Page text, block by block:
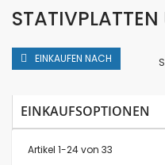
STATIVPLATTEN
Artikel 1-24von 33
EINKAUFEN NACH
EINKAUFSOPTIONEN